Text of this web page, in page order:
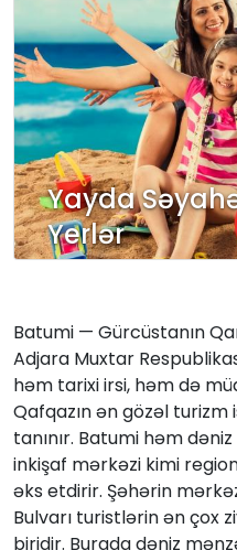
Yayda
Yerlər
Batumi — Gürcüstanın
Adjara Muxtar
həm tarixi irsi, həm də
Qafqazın ən gözəl
tanınır. Batumi həm
inkişaf mərkəzi kimi
əks etdirir. Şəhərin
Bulvarı turistlərin ən çox
biridir. Burada dəniz